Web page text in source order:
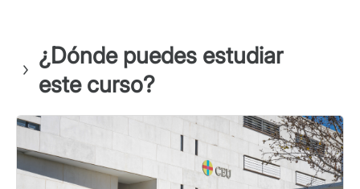
¿Dónde puedes estudiar
este curso?